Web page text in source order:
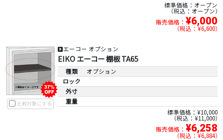
標準価格：オープン
税込：オープン
販売価格： ¥6,000
税込：¥6,600
比較対象にする
エーコー オプション
EIKO エーコー 棚板 TA65
種類
オプション
ロック
外寸
重量
標準価格：¥10,000
税込：¥11,000
販売価格： ¥6,258
税込：¥6,884